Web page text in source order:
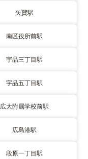
矢賀駅
南区役所前駅
宇品三丁目駅
宇品五丁目駅
広大附属学校前駅
広島港駅
段原一丁目駅